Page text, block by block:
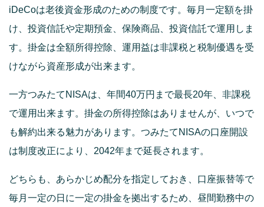
iDeCoは老後資金形成のための制度です。毎月一定額を掛
け、投資信託や定期預金、保険商品、投資信託で運用しま
す。掛金は全額所得控除、運用益は非課税と税制優遇を受
けながら資産形成が出来ます。
一方つみたてNISAは、年間40万円まで最長20年、非課税
で運用出来ます。掛金の所得控除はありませんが、いつで
も解約出来る魅力があります。つみたてNISAの口座開設
は制度改正により、2042年まで延長されます。
どちらも、あらかじめ配分を指定しておき、口座振替等で
毎月一定の日に一定の掛金を拠出するため、昼間勤務中の